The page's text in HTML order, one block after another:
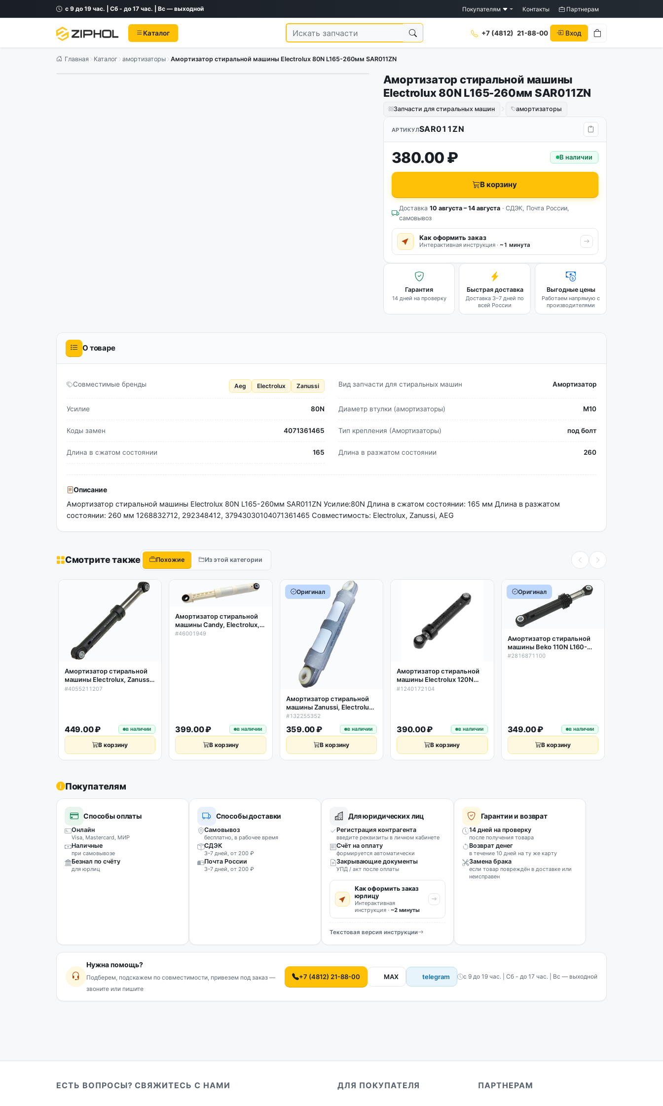
с 9 до 19 час. | Сб - до 17 час. | Вс — выходной Покупателям Контакты Партнерам
Каталог +7 (4812) 21-88-00 Вход
Главная Каталог амортизаторы Амортизатор стиральной машины Electrolux 80N L165-260мм SAR011ZN
Амортизатор стиральной машины
Electrolux 80N L165-260мм SAR011ZN
Запчасти для стиральных машин амортизаторы
АРТИКУЛSAR011ZN
380.00 ₽ В наличии
В корзину
Доставка 10 августа – 14 августа· СДЭК, Почта России,
самовывоз
Как оформить заказ
Интерактивная инструкция · ~1 минута
Гарантия
14 дней на проверку
Быстрая доставка
Доставка 3–7 дней по
всей России
Выгодные цены
Работаем напрямую с
производителями
О товаре
Совместимые бренды Aeg Electrolux Zanussi Вид запчасти для стиральных машин Амортизатор
Усилие 80N Диаметр втулки (амортизаторы) М10
Коды замен 4071361465 Тип крепления (Амортизаторы) под болт
Длина в сжатом состоянии 165 Длина в разжатом состоянии 260
Описание
Амортизатор стиральной машины Electrolux 80N L165-260мм SAR011ZN Усилие:80N Длина в сжатом состоянии: 165 мм Длина в разжатом
состоянии: 260 мм 1268832712, 292348412, 37943030104071361465 Совместимость: Electrolux, Zanussi, AEG
Смотрите также Похожие Из этой категории
Амортизатор стиральной
машины Electrolux, Zanussi,
AEG 100N L165-265мм
#4055211207
449.00 ₽ в наличии
В корзину
Амортизатор стиральной
машины Candy, Electrolux,
Zanussi, AEG 100N L185-
#46001949
399.00 ₽ в наличии
В корзину
Оригинал
Амортизатор стиральной
машины Zanussi, Electrolux,
AEG 60N L165-240мм D11мм
#132255352
359.00 ₽ в наличии
В корзину
Амортизатор стиральной
машины Electrolux 120N
L180-275мм 1240172104
#1240172104
390.00 ₽ в наличии
В корзину
Оригинал
Амортизатор стиральной
машины Beko 110N L160-
240мм, втулка 11мм,
#2816871100
349.00 ₽ в наличии
В корзину
Покупателям
Способы оплаты
Онлайн
Visa, Mastercard, МИР
Наличные
при самовывозе
Безнал по счёту
для юрлиц
Способы доставки
Самовывоз
бесплатно, в рабочее время
СДЭК
3–7 дней, от 200 ₽
Почта России
3–7 дней, от 200 ₽
Для юридических лиц
Регистрация контрагента
введите реквизиты в личном кабинете
Счёт на оплату
формируется автоматически
Закрывающие документы
УПД / акт после оплаты
Как оформить заказ
юрлицу
Интерактивная
инструкция · ~2 минуты
Текстовая версия инструкции
Гарантии и возврат
14 дней на проверку
после получения товара
Возврат денег
в течение 10 дней на ту же карту
Замена брака
если товар повреждён в доставке или
неисправен
Нужна помощь?
Подберем, подскажем по совместимости, привезем под заказ —
звоните или пишите
+7 (4812) 21-88-00 MAX telegram с 9 до 19 час. | Сб - до 17 час. | Вс — выходной
ЕСТЬ ВОПРОСЫ? СВЯЖИТЕСЬ С НАМИ ДЛЯ ПОКУПАТЕЛЯ ПАРТНЕРАМ